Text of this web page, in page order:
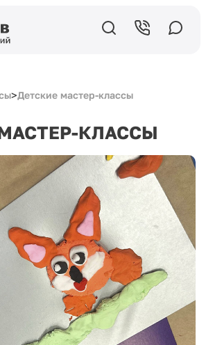
>Детские мастер-классы
КЛАССЫ